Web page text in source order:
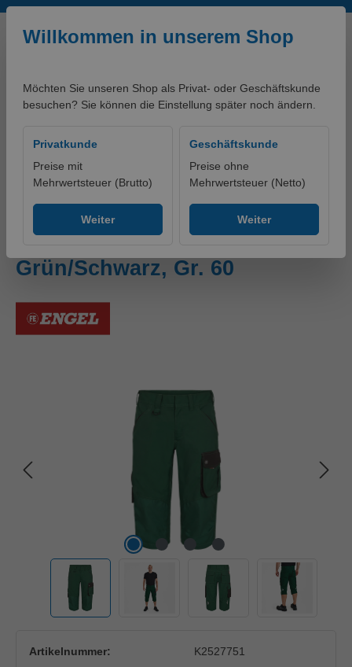
Zum Hauptinhalt springen
Willkommen in unserem Shop
Möchten Sie unseren Shop als Privat- oder Geschäftskunde
besuchen? Sie können die Einstellung später noch ändern.
Privatkunde
Preise mit
Mehrwertsteuer (Brutto)
Weiter
Geschäftskunde
Preise ohne
Mehrwertsteuer (Netto)
Weiter
Galaxy 3/4-Hose
Grün/Schwarz, Gr. 60
Artikelnummer:
K2527751